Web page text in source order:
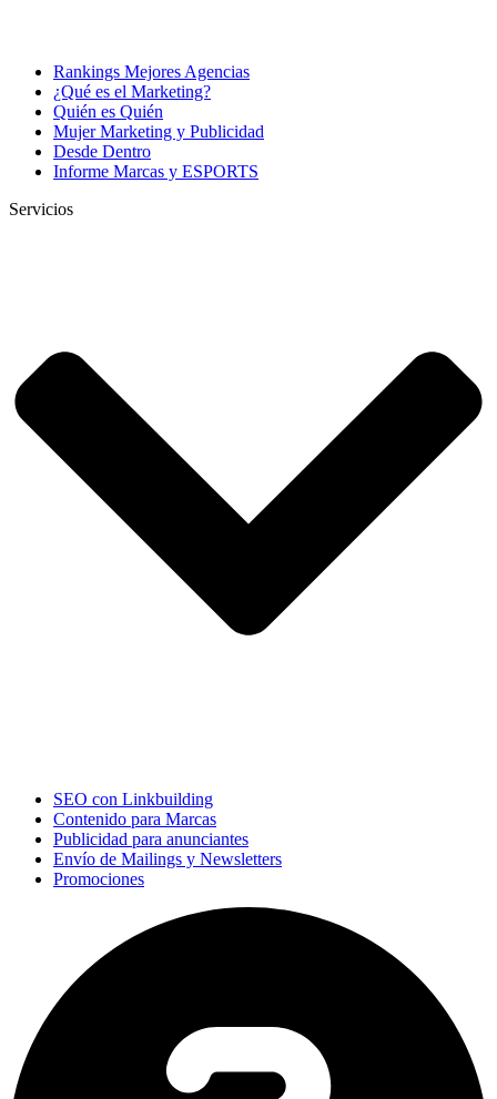
Rankings Mejores Agencias
¿Qué es el Marketing?
Quién es Quién
Mujer Marketing y Publicidad
Desde Dentro
Informe Marcas y ESPORTS
Servicios
SEO con Linkbuilding
Contenido para Marcas
Publicidad para anunciantes
Envío de Mailings y Newsletters
Promociones